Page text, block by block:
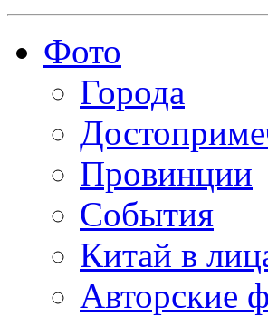
Фото
Города
Провинции
События
Китай в
Авторские